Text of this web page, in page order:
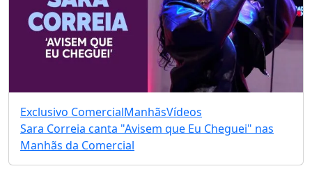
Exclusivo ComercialManhãsVídeos
Sara Correia canta "Avisem que Eu Cheguei" nas
Manhãs da Comercial